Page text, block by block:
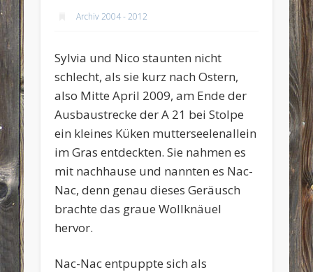
Archiv 2004 - 2012
Sylvia und Nico staunten nicht
schlecht, als sie kurz nach Ostern,
also Mitte April 2009, am Ende der
Ausbaustrecke der A 21 bei Stolpe
ein kleines Küken mutterseelenallein
im Gras entdeckten. Sie nahmen es
mit nachhause und nannten es Nac-
Nac, denn genau dieses Geräusch
brachte das graue Wollknäuel
hervor.
Nac-Nac entpuppte sich als